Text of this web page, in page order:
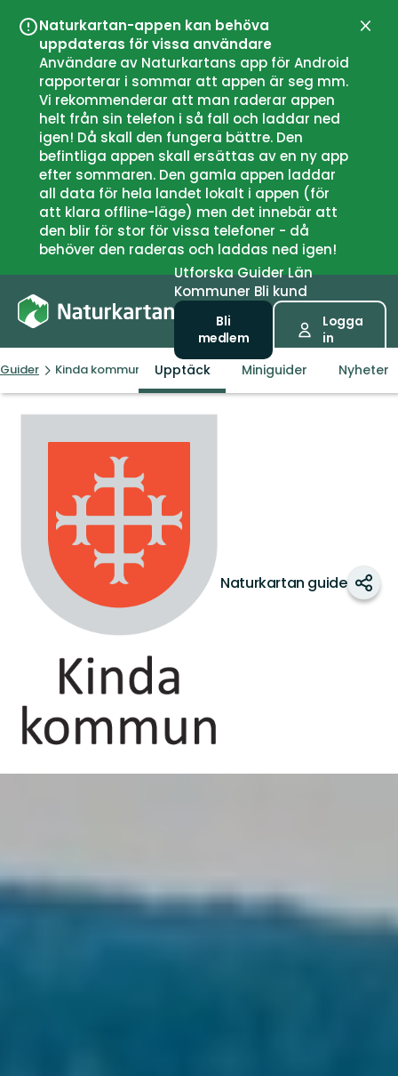
Naturkartan-appen kan behöva
uppdateras för vissa användare
Användare av Naturkartans app för Android
rapporterar i sommar att appen är seg mm.
Vi rekommenderar att man raderar appen
helt från sin telefon i så fall och laddar ned
igen! Då skall den fungera bättre. Den
befintliga appen skall ersättas av en ny app
efter sommaren. Den gamla appen laddar
all data för hela landet lokalt i appen (för
att klara offline-läge) men det innebär att
den blir för stor för vissa telefoner - då
behöver den raderas och laddas ned igen!
UtforskaGuiderLän
Kommuner Bli kund
Bli
medlem
Logga
in
Guider Kinda kommun Upptäck Miniguider Nyheter
Naturkartan guide Dela